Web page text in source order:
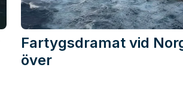
Fartygsdramat vid
över